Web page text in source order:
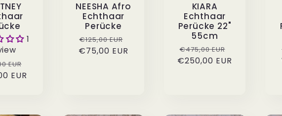
1
EURVerkaufspreis
EUR
NEESHA Afro
Echthaar
Perücke
Normaler
Preis
€125,00 EURVerkaufspreis
€75,00 EUR
KIARA
Echthaar
Perücke 22"
55cm
Normaler
Preis
€475,00 EUR
€250,00 EUR